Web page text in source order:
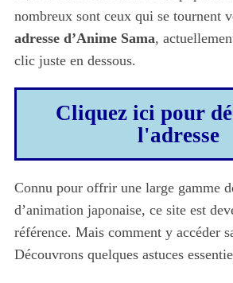
nombreux sont ceux qui se tournent
adresse d’Anime Sama,
clic juste en dessous.
Cliquez ici pour
l'adresse
Connu pour offrir une large gamme
d’animation japonaise, ce site est
référence. Mais comment y accéder
Découvrons quelques astuces